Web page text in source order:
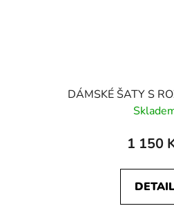
DÁMSKÉ ŠATY S
1 150
DETAIL